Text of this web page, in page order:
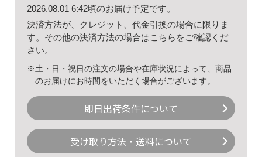
2026.08.01 6:42頃のお届け予定です。
決済方法が、クレジット、代金引換の場合に限りま
す。その他の決済方法の場合はこちら をご確認くだ
さい。
※土・日・祝日の注文の場合や在庫状況によって、商品
のお届けにお時間をいただく場合がございます。
即日出荷条件について
受け取り方法・送料について